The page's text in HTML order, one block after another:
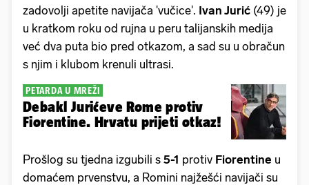
zadovolji apetite navijača 'vučice'. Ivan Jurić (49) je
u kratkom roku od rujna u peru talijanskih medija
već dva puta bio pred otkazom, a sad su u obračun
s njim i klubom krenuli ultrasi.
PETARDA U MREŽI
Debakl Jurićeve Rome protiv
Fiorentine. Hrvatu prijeti otkaz!
Prošlog su tjedna izgubili s 5-1 protiv Fiorentine u
domaćem prvenstvu, a Romini najžešći navijači su